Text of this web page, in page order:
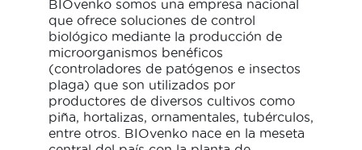
BIOvenko somos una empresa nacional
que ofrece soluciones de control
biológico mediante la producción de
microorganismos benéficos
(controladores de patógenos e insectos
plaga) que son utilizados por
productores de diversos cultivos como
piña, hortalizas, ornamentales, tubérculos,
entre otros. BIOvenko nace en la meseta